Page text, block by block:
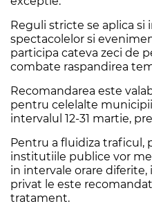
Reguli stricte se aplica si
spectacolelor si
participa cateva zeci de
combate raspandirea
Recomandarea este
pentru celelalte
intervalul 12-31 martie,
Pentru a fluidiza traficul,
institutiile publice vor
in intervale orare diferite,
privat le este
tratament.